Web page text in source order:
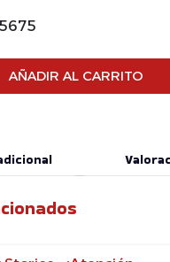
AÑADIR AL CARRITO